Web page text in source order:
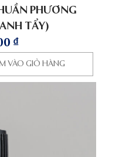
PHƯƠNG
TẨY)
₫
VÀO GIỎ HÀNG